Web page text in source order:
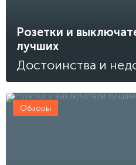
Розетки и
лучших
Достоинства и
Обзоры